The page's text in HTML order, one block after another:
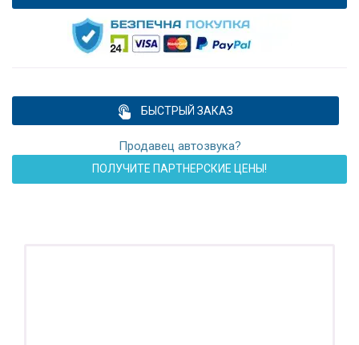
БЫСТРЫЙ ЗАКАЗ
Продавец автозвука?
ПОЛУЧИТЕ ПАРТНЕРСКИЕ ЦЕНЫ!